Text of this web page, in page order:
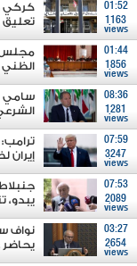
01:52
1163
views
كركي
تعليق
01:44
1856
views
مجلس
الظني
08:36
1281
views
سامي
07:59
3247
views
إيران
07:53
2089
views
يبدو،
03:27
2654
views
نواف
يحاضر